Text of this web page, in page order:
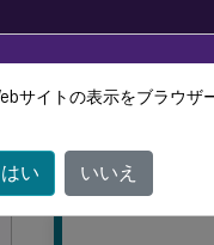
このコンテンツは動的
XenAppおよび
サイトの表示をブラウザ
はい いいえ